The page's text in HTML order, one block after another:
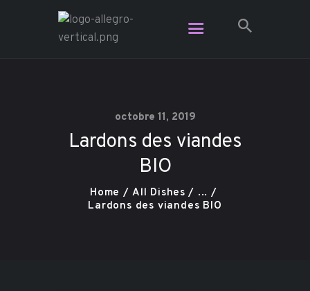
octobre 11, 2019
Lardons des viandes
BIO
Home All Dishes
...
Lardons des viandes BIO
Vidéo
Plats pour emporter
Contact
Réservation